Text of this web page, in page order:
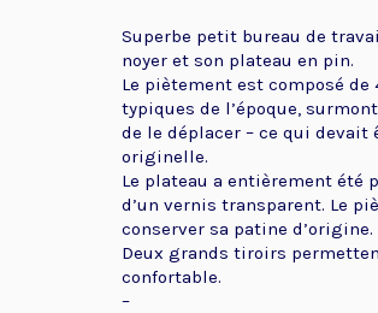
Superbe petit bureau de
noyer et son plateau en pin.
Le piètement est composé
typiques de l’époque,
de le déplacer – ce qui
originelle.
Le plateau a entièrement été
d’un vernis transparent. Le
conserver sa patine d’origine.
Deux grands tiroirs
confortable.
–